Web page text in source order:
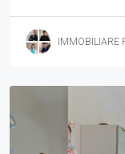
IMMOBILIARE